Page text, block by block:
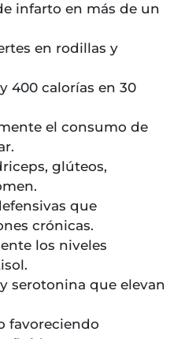
infarto en más de un
en rodillas y
400 calorías en 30
el consumo de
glúteos,
que
crónicas.
los niveles
serotonina que elevan
favoreciendo